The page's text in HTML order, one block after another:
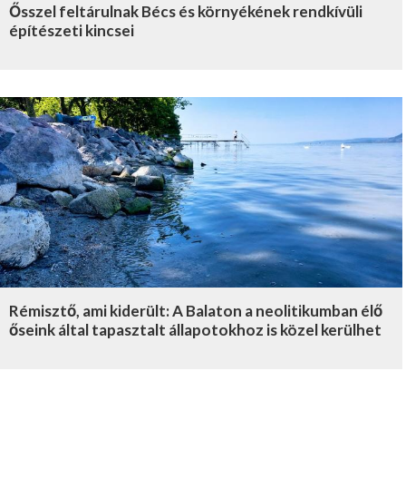
Ősszel feltárulnak Bécs és környékének rendkívüli
építészeti kincsei
Rémisztő, ami kiderült: A Balaton a neolitikumban élő
őseink által tapasztalt állapotokhoz is közel kerülhet